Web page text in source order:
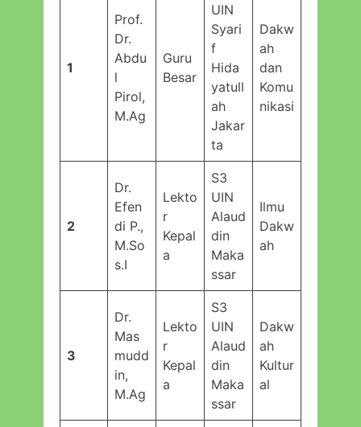
1
Prof.
Dr.
Abdu
l
Pirol,
M.Ag
Guru
Besar
UIN
Syari
f
Hida
yatull
ah
Jakar
ta
Dakw
ah
dan
Komu
nikasi
2
Dr.
Efen
di P.,
M.So
s.I
Lekto
r
Kepal
a
S3
UIN
Alaud
din
Maka
ssar
Ilmu
Dakw
ah
3
Dr.
Mas
mudd
in,
M.Ag
Lekto
r
Kepal
a
S3
UIN
Alaud
din
Maka
ssar
Dakw
ah
Kultur
al